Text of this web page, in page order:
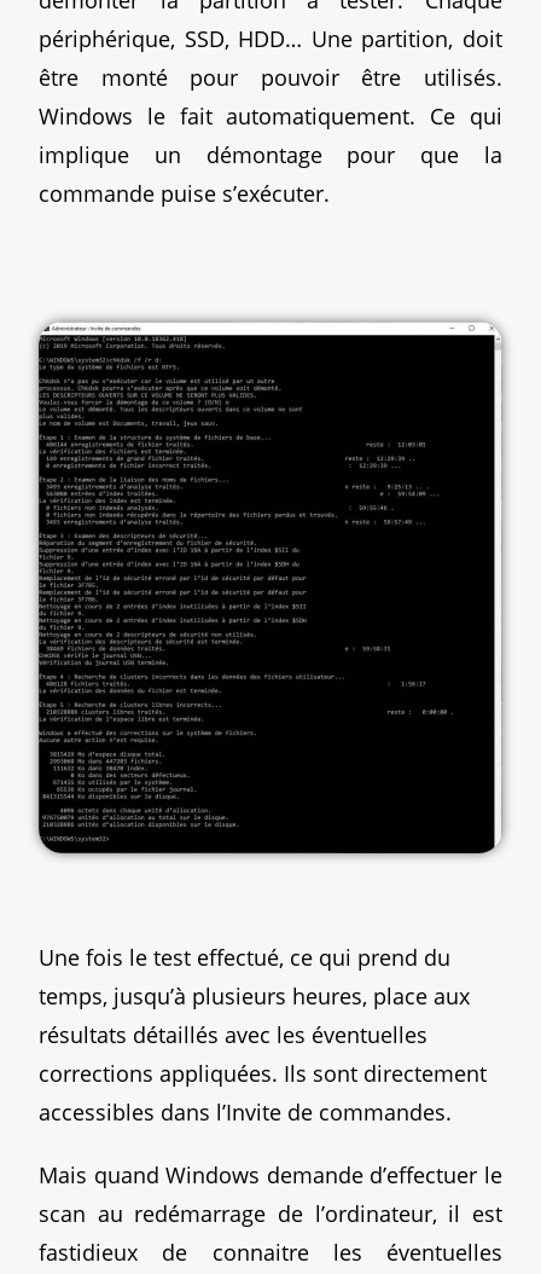
périphérique, SSD, HDD… Une partition, doit
être monté pour pouvoir être utilisés.
Windows le fait automatiquement. Ce qui
implique un démontage pour que la
commande puise s’exécuter.
Une fois le test effectué, ce qui prend du
temps, jusqu’à plusieurs heures, place aux
résultats détaillés avec les éventuelles
corrections appliquées. Ils sont directement
accessibles dans l’Invite de commandes.
Mais quand Windows demande d’effectuer le
scan au redémarrage de l’ordinateur, il est
fastidieux de connaitre les éventuelles